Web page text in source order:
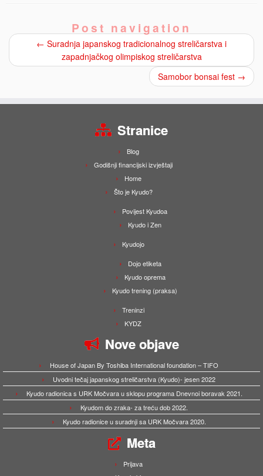
Post navigation
← Suradnja japanskog tradicionalnog streličarstva i
zapadnjačkog olimpiskog streličarstva
Samobor bonsai fest →
Stranice
Blog
Godišnji financijski izvještaji
Home
Što je Kyudo?
Povijest Kyudoa
Kyudo i Zen
Kyudojo
Dojo etiketa
Kyudo oprema
Kyudo trening (praksa)
Treninzi
KYDZ
Nove objave
House of Japan By Toshiba International foundation – TIFO
Uvodni tečaj japanskog streličarstva (Kyudo)- jesen 2022
Kyudo radionica s URK Močvara u sklopu programa Dnevnoi boravak 2021.
Kyudom do zraka- za treću dob 2022.
Kyudo radionice u suradnji sa URK Močvara 2020.
Meta
Prijava